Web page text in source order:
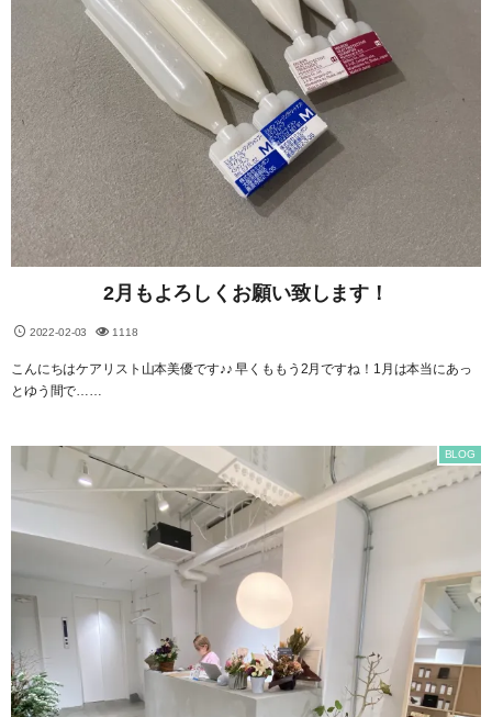
2月もよろしくお願い致します！
2022-02-03 1118
こんにちはケアリスト山本美優です♪♪ 早くももう2月ですね！1月は本当にあっ
とゆう間で……
BLOG